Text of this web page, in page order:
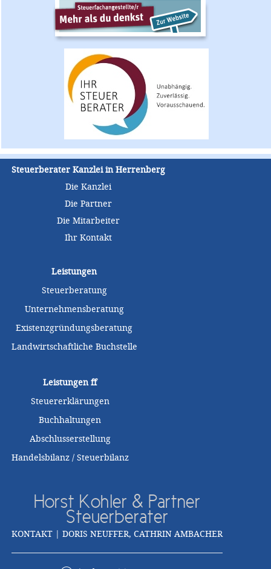
Steuerberater Kanzlei in Herrenberg
Die Kanzlei
Die Partner
Die Mitarbeiter
Ihr Kontakt
Leistungen
Steuerberatung
Unternehmensberatung
Existenzgründungsberatung
Landwirtschaftliche Buchstelle
Leistungenff
Steuererklärungen
Buchhaltungen
Abschlusserstellung
Handelsbilanz / Steuerbilanz
Horst Kohler & Partner
Steuerberater
KONTAKT | DORIS NEUFFER, CATHRIN AMBACHER